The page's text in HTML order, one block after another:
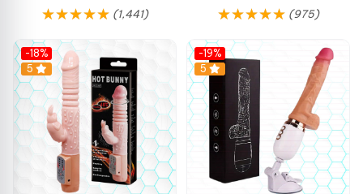
(1,441) (975)
-18%
Hot
5
-19%
Hot
5